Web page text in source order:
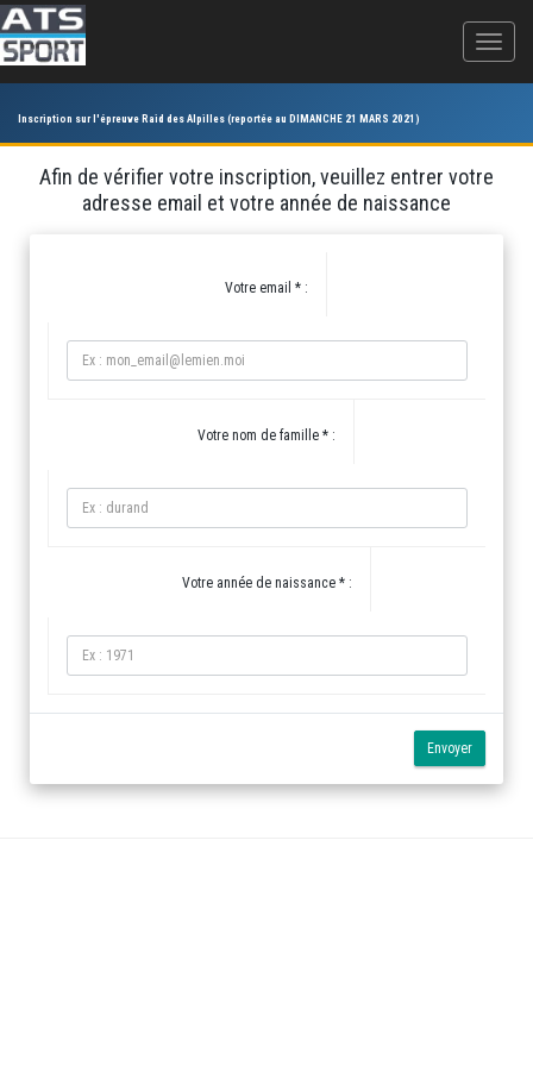
Inscription sur l'épreuve Raid des Alpilles (reportée au DIMANCHE 21 MARS 2021)
Afin de vérifier votre inscription, veuillez entrer votre
adresse email et votre année de naissance
Votre email * :
Votre nom de famille * :
Votre année de naissance * :
Envoyer